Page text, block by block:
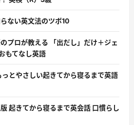
ない英文法のツボ10
プロが教える 「出だし」だけ＋ジェ
もてなし英語
っとやさしい起きてから寝るまで英語
起きてから寝るまで英会話 口慣らし